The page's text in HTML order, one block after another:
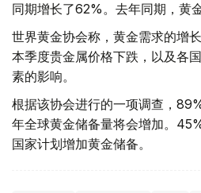
同期增长了62%。去年同期，黄
世界黄金协会称，黄金需求的增
本季度贵金属价格下跌，以及各
素的影响。
根据该协会进行的一项调查，
年全球黄金储备量将会增加。
国家计划增加黄金储备。